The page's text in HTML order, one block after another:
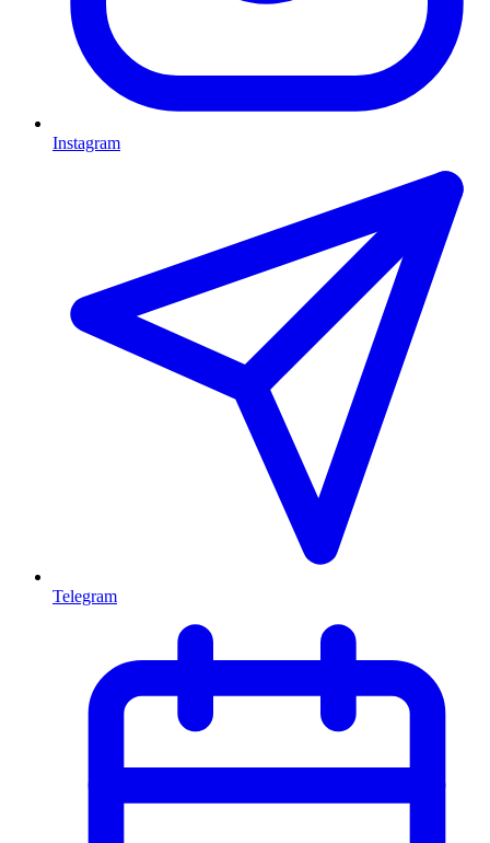
Instagram
Telegram